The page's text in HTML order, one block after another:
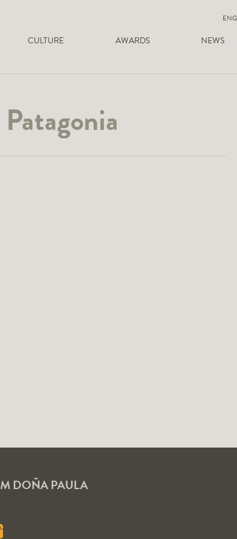
CULTURE AWARDS NEWS
DOÑA PAULA